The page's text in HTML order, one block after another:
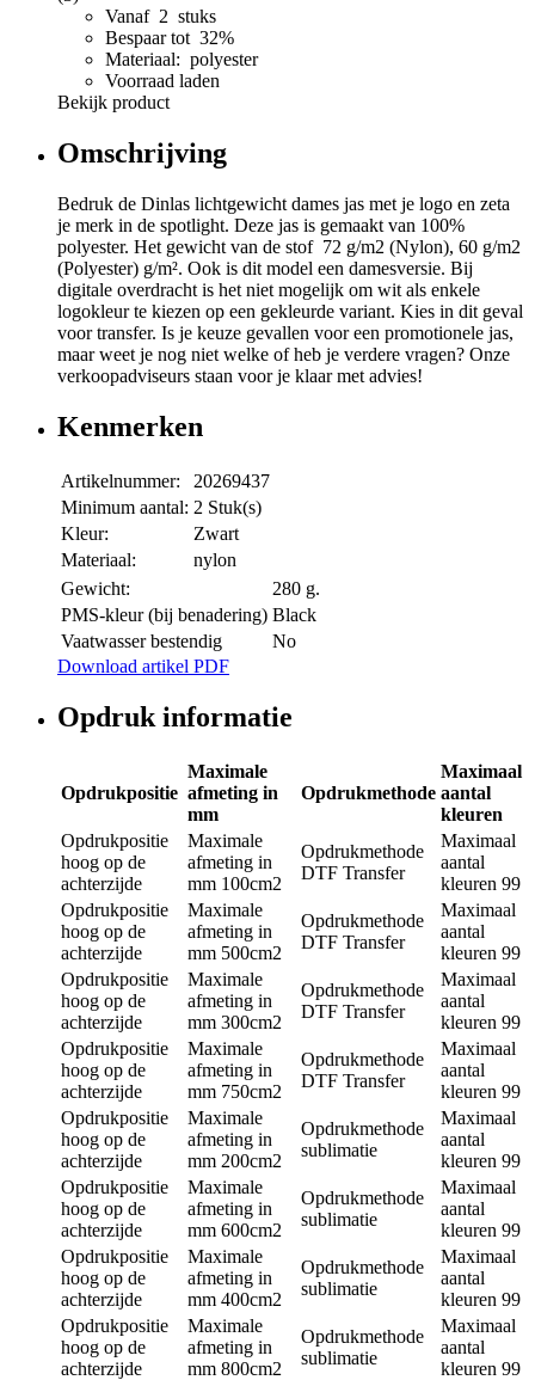
Vanaf 2 stuks
Bespaar tot 32%
Materiaal: polyester
Voorraad laden
Bekijk product
Omschrijving
Bedruk de Dinlas lichtgewicht dames jas met je logo en zeta
je merk in de spotlight. Deze jas is gemaakt van 100%
polyester. Het gewicht van de stof 72 g/m2 (Nylon), 60 g/m2
(Polyester) g/m². Ook is dit model een damesversie. Bij
digitale overdracht is het niet mogelijk om wit als enkele
logokleur te kiezen op een gekleurde variant. Kies in dit geval
voor transfer. Is je keuze gevallen voor een promotionele jas,
maar weet je nog niet welke of heb je verdere vragen? Onze
verkoopadviseurs staan voor je klaar met advies!
Kenmerken
Artikelnummer:
20269437
Minimum aantal: 2 Stuk(s)
Kleur:
Zwart
Materiaal:
nylon
Gewicht:
280 g.
PMS-kleur (bij benadering) Black
Vaatwasser bestendig
No
Download artikel PDF
Opdruk informatie
Opdrukpositie
Maximale
afmeting in
mm
Opdrukmethode
Maximaal
aantal
kleuren
Opdrukpositie
hoog op de
achterzijde
Maximale
afmeting in
mm 100cm2
Opdrukmethode
DTF Transfer
Maximaal
aantal
kleuren 99
Opdrukpositie
hoog op de
achterzijde
Maximale
afmeting in
mm 500cm2
Opdrukmethode
DTF Transfer
Maximaal
aantal
kleuren 99
Opdrukpositie
hoog op de
achterzijde
Maximale
afmeting in
mm 300cm2
Opdrukmethode
DTF Transfer
Maximaal
aantal
kleuren 99
Opdrukpositie
hoog op de
achterzijde
Maximale
afmeting in
mm 750cm2
Opdrukmethode
DTF Transfer
Maximaal
aantal
kleuren 99
Opdrukpositie
hoog op de
achterzijde
Maximale
afmeting in
mm 200cm2
Opdrukmethode
sublimatie
Maximaal
aantal
kleuren 99
Opdrukpositie
hoog op de
achterzijde
Maximale
afmeting in
mm 600cm2
Opdrukmethode
sublimatie
Maximaal
aantal
kleuren 99
Opdrukpositie
hoog op de
achterzijde
Maximale
afmeting in
mm 400cm2
Opdrukmethode
sublimatie
Maximaal
aantal
kleuren 99
Opdrukpositie
hoog op de
achterzijde
Maximale
afmeting in
mm 800cm2
Opdrukmethode
sublimatie
Maximaal
aantal
kleuren 99